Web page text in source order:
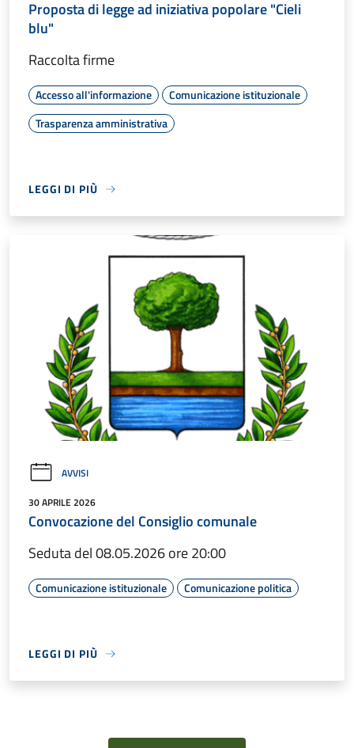
Proposta di legge ad iniziativa popolare "Cieli
blu"
Raccolta firme
Accesso all'informazione
Comunicazione istituzionale
Trasparenza amministrativa
LEGGI DI PIÙ
AVVISI
30 APRILE 2026
Convocazione del Consiglio comunale
Seduta del 08.05.2026 ore 20:00
Comunicazione istituzionale Comunicazione politica
LEGGI DI PIÙ